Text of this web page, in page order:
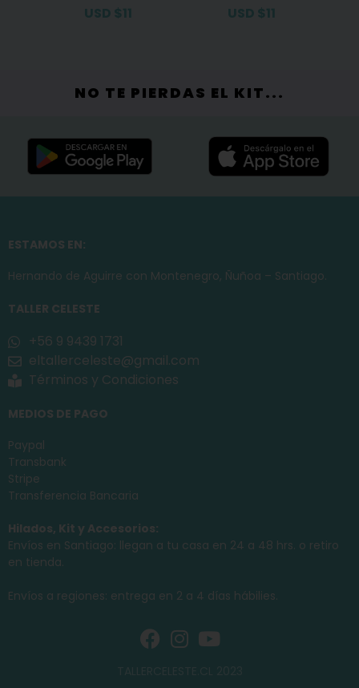
USD $11
USD $11
NO TE PIERDAS EL KIT...
ESTAMOS EN:
Hernando de Aguirre con Montenegro, Ñuñoa – Santiago.
TALLER CELESTE
+56 9 9439 1731
eltallerceleste@gmail.com
Términos y Condiciones
MEDIOS DE PAGO
Paypal
Transbank
Stripe
Transferencia Bancaria
Hilados, Kit y Accesorios:
Envíos en Santiago: llegan a tu casa en 24 a 48 hrs. o retiro
en tienda.
Envíos a regiones: entrega en 2 a 4 días hábilies.